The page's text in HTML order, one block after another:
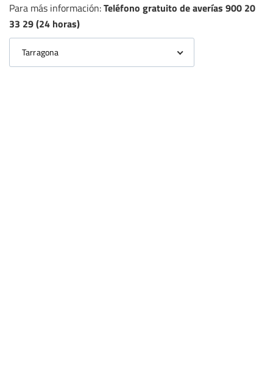
Para más información:Teléfono gratuito de averías 900 20
33 29 (24 horas)
Tarragona